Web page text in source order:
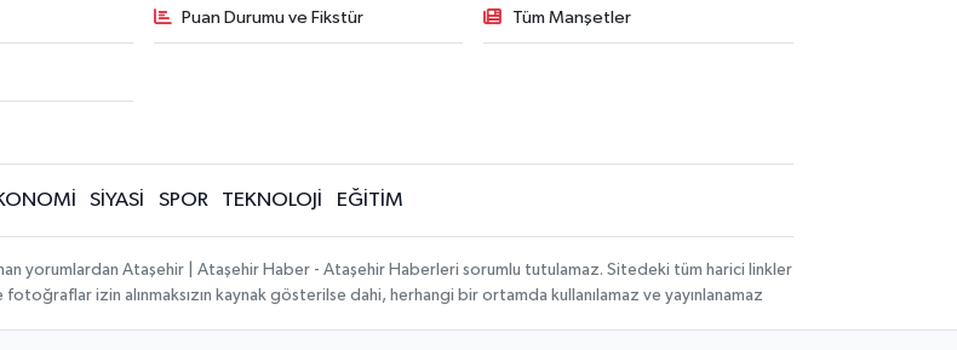
Puan Durumu ve Fikstür Tüm Manşetler
SİYASİ SPOR TEKNOLOJİ EĞİTİM
yorumlardan Ataşehir | Ataşehir Haber - Ataşehir Haberleri sorumlu tutulamaz. Sitedeki tüm harici linkler
fotoğraflar izin alınmaksızın kaynak gösterilse dahi, herhangi bir ortamda kullanılamaz ve yayınlanamaz